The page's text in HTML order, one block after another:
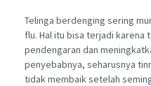
Telinga berdenging sering
flu. Hal itu bisa terjadi karena
pendengaran dan
penyebabnya, seharusnya
tidak membaik setelah